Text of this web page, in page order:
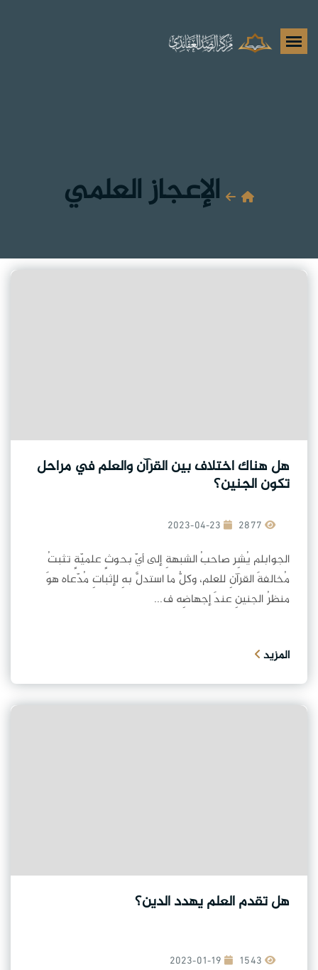
الإعجاز العلمي
هل هناك اختلاف بين القرآن والعلم في مراحل
تكون الجنين؟
2023-04-23
الجوابلم يُشِر صاحبُ الشبهةِ إلى أيّ بحوثٍ علميّةٍ تثبتُ
مُخالفةَ القرآنِ للعلم، وكلُّ ما استدلَّ بهِ لإثباتِ مُدّعاه هوَ
منظرُ الجنينِ عندَ إجهاضِه ف...
المزيد
هل تقدم العلم يهدد الدين؟
2023-01-19